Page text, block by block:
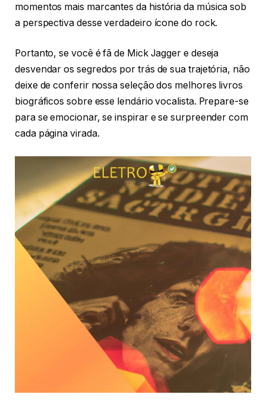
momentos mais marcantes da história da música sob
a perspectiva desse verdadeiro ícone do rock.
Portanto, se você é fã de Mick Jagger e deseja
desvendar os segredos por trás de sua trajetória, não
deixe de conferir nossa seleção dos melhores livros
biográficos sobre esse lendário vocalista. Prepare-se
para se emocionar, se inspirar e se surpreender com
cada página virada.